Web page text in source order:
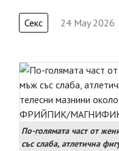
Секс 24 May 2026
По-голямата част от
със слаба, атлетична